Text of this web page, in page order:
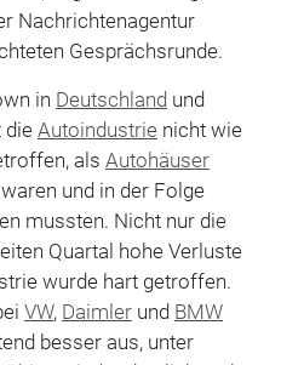
Nachrichtenagentur
Gesprächsrunde.
in Deutschland und
dieAutoindustrie nicht wie
als Autohäuser
und in der Folge
mussten. Nicht nur die
Quartal hohe Verluste
wurde hart getroffen.
VW, Daimlerund BMW
besser aus, unter